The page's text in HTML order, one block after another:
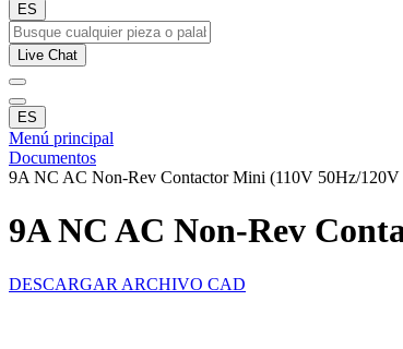
ES
Live Chat
ES
Menú principal
Documentos
9A NC AC Non-Rev Contactor Mini (110V 50Hz/
9A NC AC Non-Rev
DESCARGAR ARCHIVO CAD